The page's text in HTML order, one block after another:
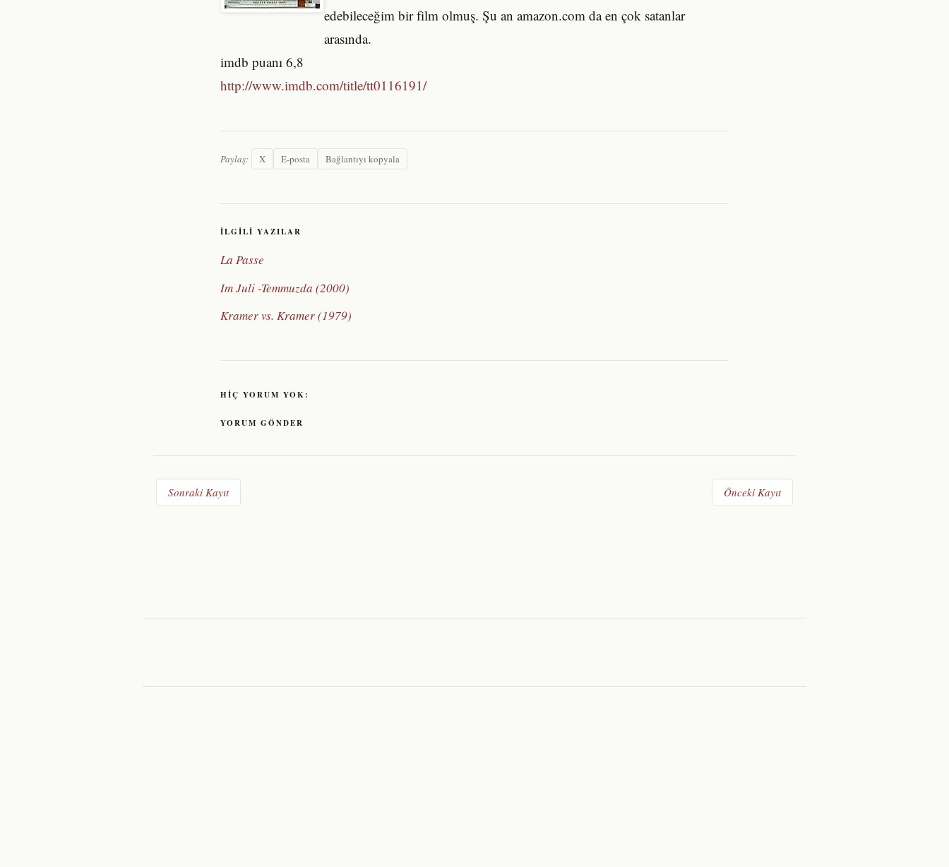
edebileceğim bir film olmuş. Şu an amazon.com da en çok satanlar
arasında.
imdb puanı 6,8
http://www.imdb.com/title/tt0116191/
Paylaş: X E-posta Bağlantıyı kopyala
İLGILI YAZILAR
La Passe
Im Juli -Temmuzda (2000)
Kramer vs. Kramer (1979)
HIÇ YORUM YOK:
YORUM GÖNDER
Sonraki Kayıt Önceki Kayıt